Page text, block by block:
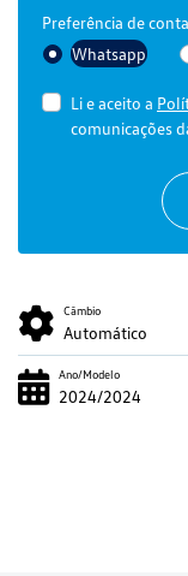
Preferência de
Whatsapp
Li e aceito a
comunicações
Câmbio
Automático
Ano/Modelo
2024/2024